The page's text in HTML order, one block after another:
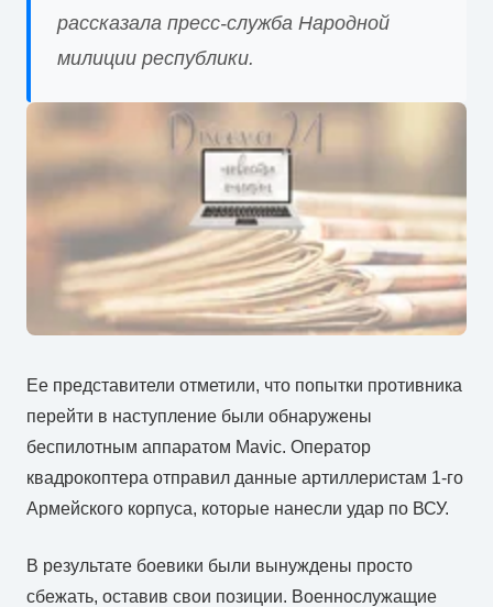
рассказала пресс-служба Народной
милиции республики.
Ее представители отметили, что попытки противника
перейти в наступление были обнаружены
беспилотным аппаратом Mavic. Оператор
квадрокоптера отправил данные артиллеристам 1-го
Армейского корпуса, которые нанесли удар по ВСУ.
В результате боевики были вынуждены просто
сбежать, оставив свои позиции. Военнослужащие